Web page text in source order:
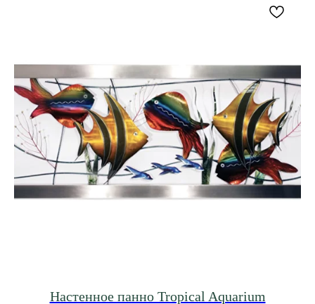
Настенное панно Tropical Aquarium